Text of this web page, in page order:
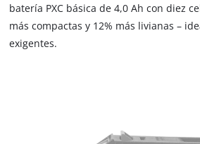
batería PXC básica de 4,0 Ah con diez
más compactas y 12% más livianas –
exigentes.